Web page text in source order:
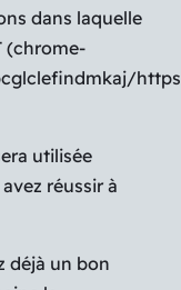
dans laquelle
(chrome-
utilisée
réussir à
déjà un bon